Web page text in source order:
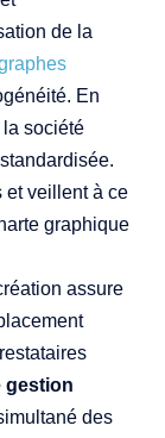
de la
En
société
et veillent à ce
graphique
assure
gestion
des